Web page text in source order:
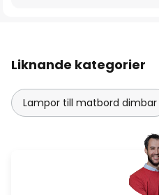
Liknande kategorier
Lampor till matbord dimbar